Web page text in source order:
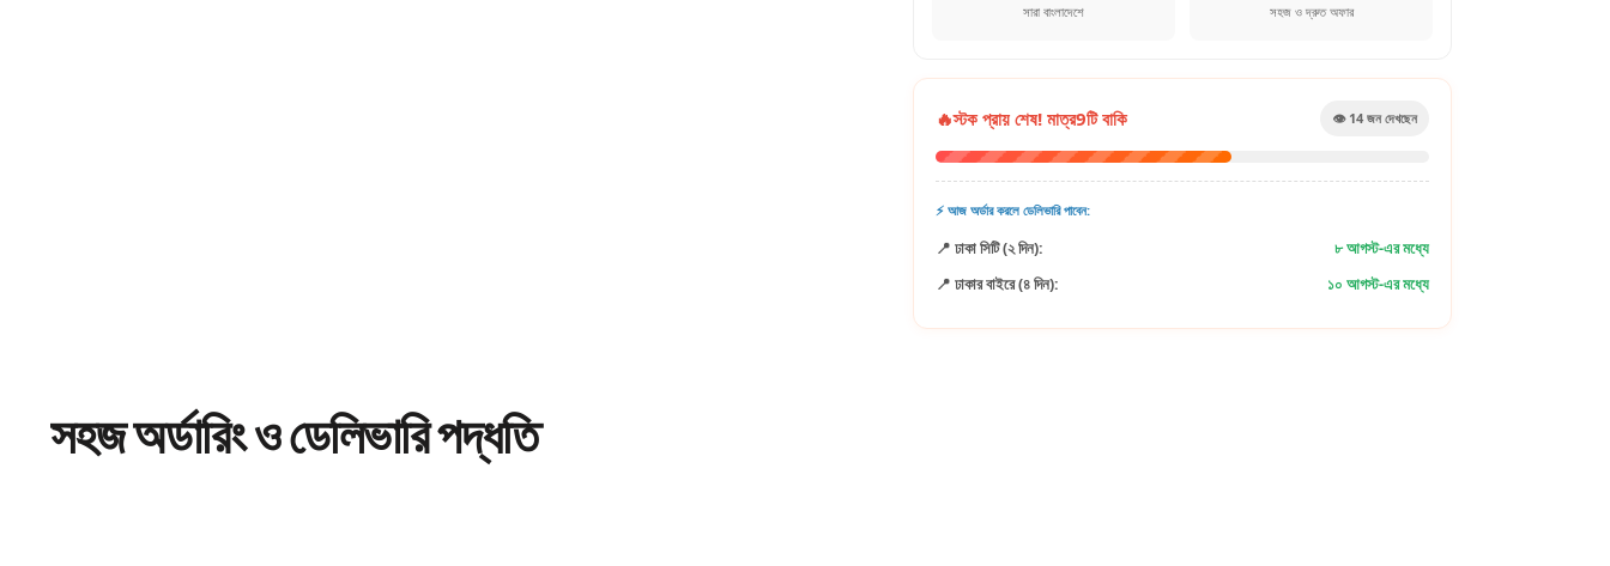
সারা বাংলাদেশে সহজ ও দ্রুত অফার
🔥স্টক প্রায় শেষ! মাত্র9টি বাকি 👁️ 15 জন দেখছেন
⚡ আজ অর্ডার করলে ডেলিভারি পাবেন:
📍 ঢাকা সিটি (২ দিন):
৮ আগস্ট-এর মধ্যে
📍 ঢাকার বাইরে (৪ দিন):
১০ আগস্ট-এর মধ্যে
সহজঅর্ডারিংও ডেলিভারি পদ্ধতি